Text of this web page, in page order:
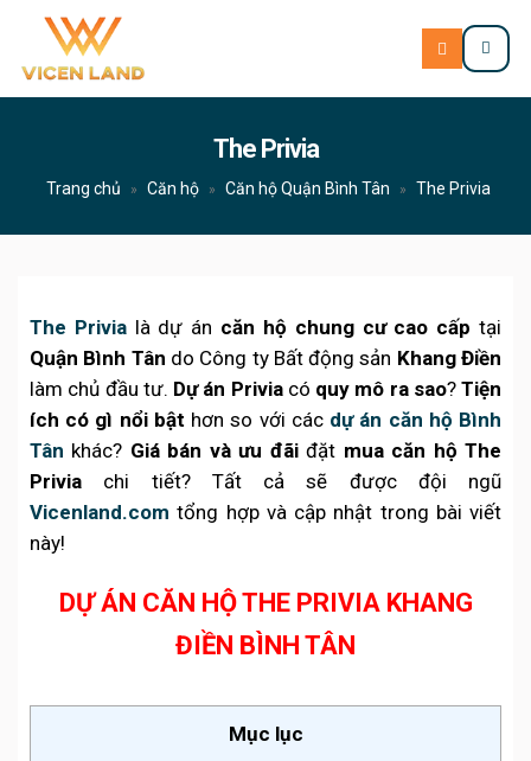
The Privia
Trang chủ » Căn hộ » Căn hộ Quận Bình Tân » The Privia
The Privialà dự án căn hộ chung cư cao cấp tại
Quận Bình Tân do Công ty Bất động sản Khang Điền
làm chủ đầu tư. Dự án Priviacó quy mô ra sao? Tiện
ích có gì nổi bật hơn so với các dự án căn hộ Bình
Tân khác? Giá bán và ưu đãiđặt mua căn hộ The
Privia chi tiết? Tất cả sẽ được đội ngũ
Vicenland.com tổng hợp và cập nhật trong bài viết
này!
DỰ ÁN CĂN HỘ THE PRIVIA KHANG
ĐIỀN BÌNH TÂN
Mục lục